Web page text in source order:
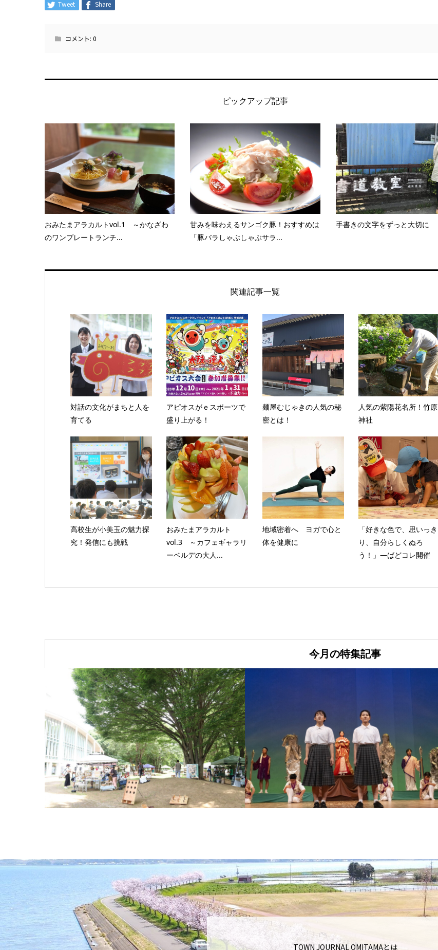
Tweet Share
コメント: 0
ピックアップ記事
おみたまアラカルトvol.1 ～かなざわ
のワンプレートランチ...
甘みを味わえるサンゴク豚！おすすめは
「豚バラしゃぶしゃぶサラ...
手書きの文字をずっと大切に
関連記事一覧
対話の文化がまちと人を
育てる
アピオスがｅスポーツで
盛り上がる！
麺屋むじゃきの人気の秘
密とは！
人気の紫陽花名所！竹原
神社
高校生が小美玉の魅力探
究！発信にも挑戦
おみたまアラカルト
vol.3 ～カフェギャラリ
ーベルデの大人...
地域密着へ ヨガで心と
体を健康に
「好きな色で、思いっき
り、自分らしくぬろ
う！」―ばどコレ開催
今月の特集記事
TOWN JOURNAL OMITAMAとは